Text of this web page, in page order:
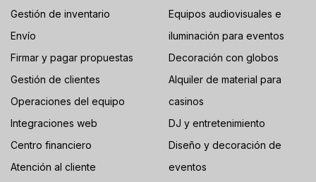
Gestión de inventario
Envío
Firmar y pagar propuestas
Gestión de clientes
Operaciones del equipo
Integraciones web
Centro financiero
Atención al cliente
Equipos audiovisuales e
iluminación para eventos
Decoración con globos
Alquiler de material para
casinos
DJ y entretenimiento
Diseño y decoración de
eventos